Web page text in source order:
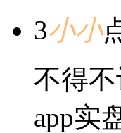
3小小
不得
app实